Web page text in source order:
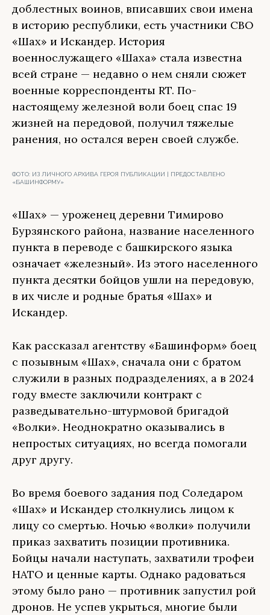
доблестных воинов, вписавших свои имена
в историю республики, есть участники СВО
«Шах» и Искандер. История
военнослужащего «Шаха» стала известна
всей стране — недавно о нем сняли сюжет
военные корреспонденты RT. По-
настоящему железной воли боец спас 19
жизней на передовой, получил тяжелые
ранения, но остался верен своей службе.
ФОТО: ИЗ ЛИЧНОГО АРХИВА ГЕРОЯ ПУБЛИКАЦИИ | ПРЕДОСТАВЛЕНО
«БАШИНФОРМУ»
«Шах» — уроженец деревни Тимирово
Бурзянского района, название населенного
пункта в переводе с башкирского языка
означает «железный». Из этого населенного
пункта десятки бойцов ушли на передовую,
в их числе и родные братья «Шах» и
Искандер.
Как рассказал агентству «Башинформ» боец
с позывным «Шах», сначала они с братом
служили в разных подразделениях, а в 2024
году вместе заключили контракт с
разведывательно-штурмовой бригадой
«Волки». Неоднократно оказывались в
непростых ситуациях, но всегда помогали
друг другу.
Во время боевого задания под Соледаром
«Шах» и Искандер столкнулись лицом к
лицу со смертью. Ночью «волки» получили
приказ захватить позиции противника.
Бойцы начали наступать, захватили трофеи
НАТО и ценные карты. Однако радоваться
этому было рано — противник запустил рой
дронов. Не успев укрыться, многие были